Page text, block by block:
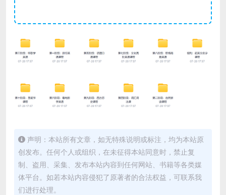
声明：本站所有文章，如无特殊说明或标注，均为本站原
创发布。任何个人或组织，在未征得本站同意时，禁止复
制、盗用、采集、发布本站内容到任何网站、书籍等各类媒
体平台。如若本站内容侵犯了原著者的合法权益，可联系我
们进行处理。